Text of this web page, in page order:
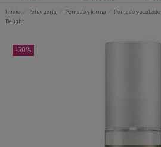
Inicio Peluquería Peinado y forma Peinado y acabado
Delight
-50%